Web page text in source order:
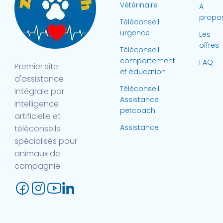
Premier site
d'assistance
intégrale par
intelligence
artificielle et
téléconseils
spécialisés pour
animaux de
compagnie
Vétérinaire
Téléconseil
urgence
Téléconseil
comportement
et éducation
Téléconseil
Assistance
petcoach
Assistance
A
Les
offres
FAQ